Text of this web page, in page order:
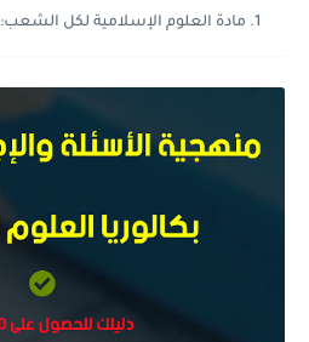
مادة العلوم الإسلامية لكل الشعب: